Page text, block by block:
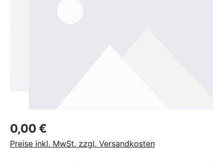
Regulärer Preis:
0,00 €
Preise inkl. MwSt. zzgl. Versandkosten